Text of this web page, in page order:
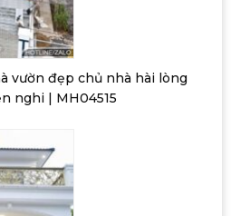
vườn đẹp chủ nhà hài lòng
nghi | MH04515